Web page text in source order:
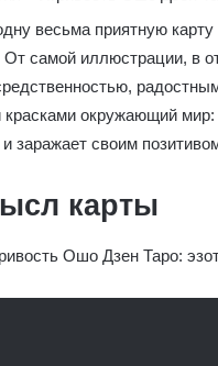
весьма приятную
самой иллюстрации, в
окружающий
заражает своим
карты